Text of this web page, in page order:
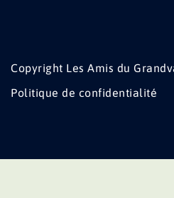
Copyright Les Amis du
Politique de confidentialité